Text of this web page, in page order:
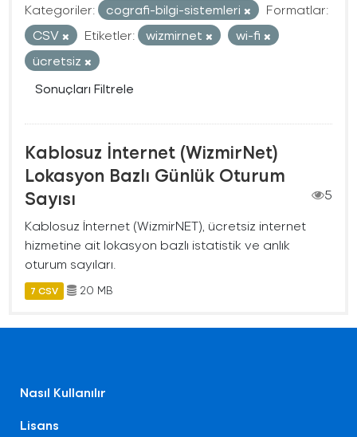
Kategoriler:
cografi-bilgi-sistemleri
Formatlar:
CSV
Etiketler: wizmirnet
wi-fi
ücretsiz
Sonuçları Filtrele
Kablosuz İnternet (WizmirNet)
Lokasyon Bazlı Günlük Oturum
Sayısı
5
Kablosuz İnternet (WizmirNET), ücretsiz internet
hizmetine ait lokasyon bazlı istatistik ve anlık
oturum sayıları.
7 CSV 20 MB
Nasıl Kullanılır
Lisans